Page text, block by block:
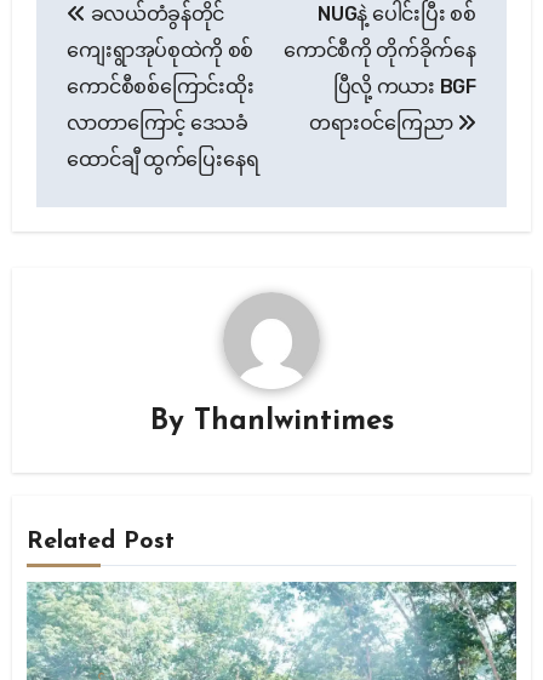
navigation
ခလယ်တံခွန်တိုင်
ကျေးရွာအုပ်စုထဲကို စစ်
ကောင်စီစစ်ကြောင်းထိုး
လာတာကြောင့် ဒေသခံ
ထောင်ချီ ထွက်ပြေးနေရ
NUGနဲ့ ပေါင်းပြီး စစ်
ကောင်စီကို တိုက်ခိုက်နေ
ပြီလို့ ကယား BGF
တရားဝင်ကြေညာ
By Thanlwintimes
Related Post